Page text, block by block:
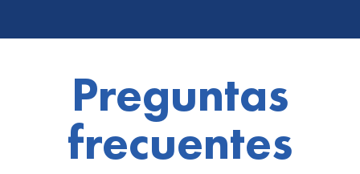
Preguntas
frecuentes